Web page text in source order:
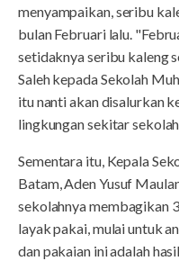
menyampaikan, seribu
bulan Februari lalu.
setidaknya seribu kaleng
Saleh kepada Sekolah
itu nanti akan disalurkan
lingkungan sekitar
Sementara itu, Kepala
Batam, Aden Yusuf
sekolahnya membagikan
layak pakai, mulai untuk
dan pakaian ini adalah